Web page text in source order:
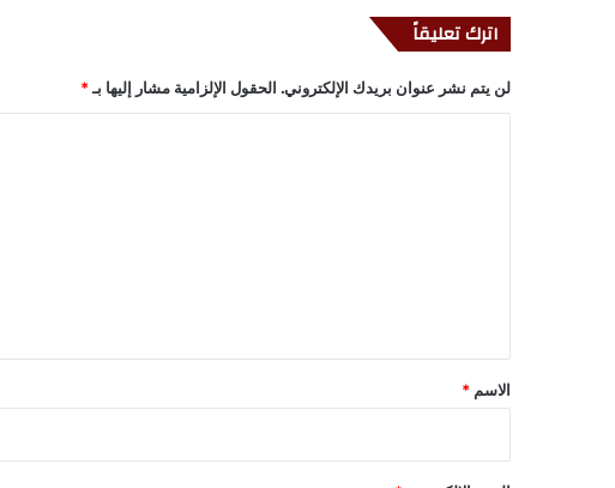
اترك تعليقاً
لن يتم نشر عنوان بريدك الإلكتروني. الحقول الإلزامية مشار إليها بـ *
*
الاسم *